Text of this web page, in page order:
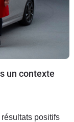
un contexte
positifs